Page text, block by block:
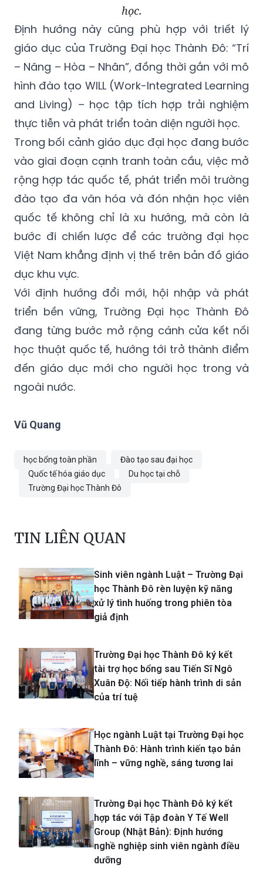
học.
Định hướng này cũng phù hợp với triết lý
giáo dục của Trường Đại học Thành Đô: “Trí
– Năng – Hòa – Nhân”, đồng thời gắn với mô
hình đào tạo WILL (Work-Integrated Learning
and Living) – học tập tích hợp trải nghiệm
thực tiễn và phát triển toàn diện người học.
Trong bối cảnh giáo dục đại học đang bước
vào giai đoạn cạnh tranh toàn cầu, việc mở
rộng hợp tác quốc tế, phát triển môi trường
đào tạo đa văn hóa và đón nhận học viên
quốc tế không chỉ là xu hướng, mà còn là
bước đi chiến lược để các trường đại học
Việt Nam khẳng định vị thế trên bản đồ giáo
dục khu vực.
Với định hướng đổi mới, hội nhập và phát
triển bền vững, Trường Đại học Thành Đô
đang từng bước mở rộng cánh cửa kết nối
học thuật quốc tế, hướng tới trở thành điểm
đến giáo dục mới cho người học trong và
ngoài nước.
Vũ Quang
học bổng toàn phần
Đào tạo sau đại học
Quốc tế hóa giáo dục
Du học tại chỗ
Trường Đại học Thành Đô
TIN LIÊN QUAN
Sinh viên ngành Luật – Trường Đại
học Thành Đô rèn luyện kỹ năng
xử lý tình huống trong phiên tòa
giả định
Trường Đại học Thành Đô ký kết
tài trợ học bổng sau Tiến Sĩ Ngô
Xuân Độ: Nối tiếp hành trình di sản
của trí tuệ
Học ngành Luật tại Trường Đại học
Thành Đô: Hành trình kiến tạo bản
lĩnh – vững nghề, sáng tương lai
Trường Đại học Thành Đô ký kết
hợp tác với Tập đoàn Y Tế Well
Group (Nhật Bản): Định hướng
nghề nghiệp sinh viên ngành điều
dưỡng